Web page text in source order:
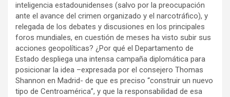
inteligencia estadounidenses (salvo por la preocupación
ante el avance del crimen organizado y el narcotráfico), y
relegada de los debates y discusiones en los principales
foros mundiales, en cuestión de meses ha visto subir sus
acciones geopolíticas? ¿Por qué el Departamento de
Estado despliega una intensa campaña diplomática para
posicionar la idea –expresada por el consejero Thomas
Shannon en Madrid- de que es preciso “construir un nuevo
tipo de Centroamérica”, y que la responsabilidad de esa